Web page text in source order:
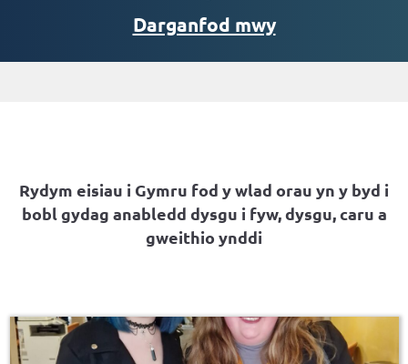
Darganfod mwy
Rydym eisiau i Gymru fod y wlad orau yn y byd i
bobl gydag anabledd dysgu i fyw, dysgu, caru a
gweithio ynddi